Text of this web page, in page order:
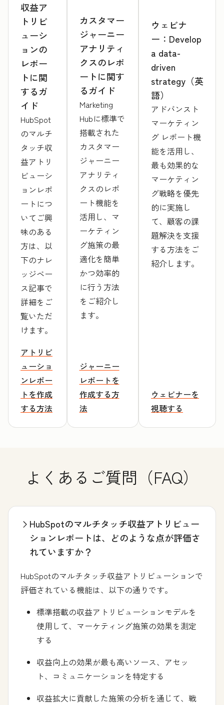
収益ア
トリビ
ューシ
ョンの
レポー
トに関
するガ
イド
HubSpot
のマルチ
タッチ収
益アトリ
ビューシ
ョンレポ
ートにつ
いてご興
味のある
方は、以
下のナレ
ッジベー
ス記事で
詳細をご
覧いただ
けます。
アトリビ
ューショ
ンレポー
トを作成
する方法
カスタマー
ジャーニー
アナリティ
クスのレポ
ートに関す
るガイド
Marketing
Hubに標準で
搭載された
カスタマー
ジャーニー
アナリティ
クスのレポ
ート機能を
活用し、マ
ーケティン
グ施策の最
適化を簡単
かつ効率的
に行う方法
をご紹介し
ます。
ジャーニー
レポートを
作成する方
法
ウェビナ
ー：Develop
a data-
driven
strategy（英
語）
アドバンスト
マーケティン
グ レポート機
能を活用し、
最も効果的な
マーケティン
グ戦略を優先
的に実施し
て、顧客の課
題解決を支援
する方法をご
紹介します。
ウェビナーを
視聴する
よくあるご質問（FAQ）
HubSpotのマルチタッチ収益アトリビュー
ションレポートは、どのような点が評価さ
れていますか？
HubSpotのマルチタッチ収益アトリビューションで
評価されている機能は、以下の通りです。
標準搭載の収益アトリビューションモデルを
使用して、マーケティング施策の効果を測定
する
収益向上の効果が最も高いソース、アセッ
ト、コミュニケーションを特定する
収益拡大に貢献した施策の分析を通じて、戦